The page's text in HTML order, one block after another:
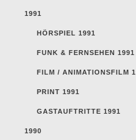
1991
HÖRSPIEL 1991
FUNK & FERNSEHEN 1991
FILM / ANIMATIONSFILM
PRINT 1991
GASTAUFTRITTE 1991
1990